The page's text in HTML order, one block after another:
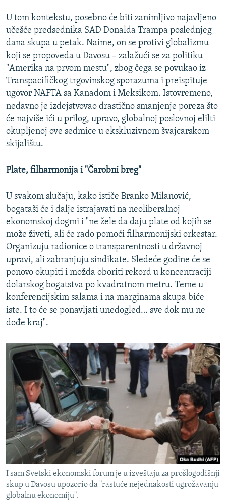
U tom kontekstu, posebno će biti zanimljivo najavljeno
učešće predsednika SAD Donalda Trampa poslednjeg
dana skupa u petak. Naime, on se protivi globalizmu
koji se propoveda u Davosu – zalažući se za politiku
"Amerika na prvom mestu", zbog čega se povukao iz
Transpacifičkog trgovinskog sporazuma i preispituje
ugovor NAFTA sa Kanadom i Meksikom. Istovremeno,
nedavno je izdejstvovao drastično smanjenje poreza što
će najviše ići u prilog, upravo, globalnoj poslovnoj elilti
okupljenoj ove sedmice u ekskluzivnom švajcarskom
skijalištu.
Plate, filharmonija i "Čarobni breg"
U svakom slučaju, kako ističe Branko Milanović,
bogataši će i dalje istrajavati na neoliberalnoj
ekonomskoj dogmi i "ne žele da daju plate od kojih se
može živeti, ali će rado pomoći filharmonijski orkestar.
Organizuju radionice o transparentnosti u državnoj
upravi, ali zabranjuju sindikate. Sledeće godine će se
ponovo okupiti i možda oboriti rekord u koncentraciji
dolarskog bogatstva po kvadratnom metru. Teme u
konferencijskim salama i na marginama skupa biće
iste. I to će se ponavljati unedogled… sve dok mu ne
dođe kraj".
I sam Svetski ekonomski forum je u izveštaju za prošlogodišnji
skup u Davosu upozorio da "rastuće nejednakosti ugrožavanju
globalnu ekonomiju".